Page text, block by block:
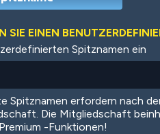
SIE EINEN
Spitznamen ein
Spitznamen erfordern nach
Die Mitgliedschaft
-Funktionen!